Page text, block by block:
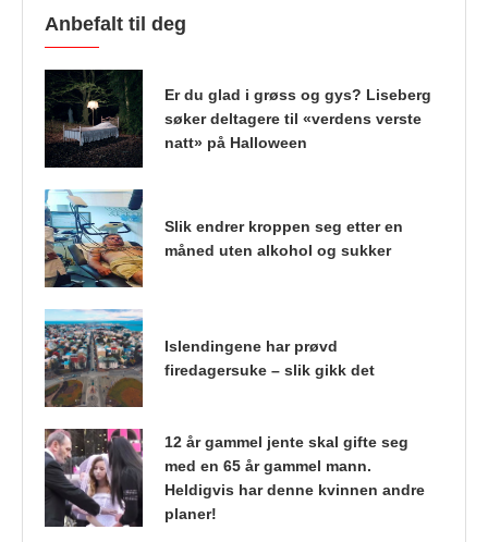
Anbefalt til deg
Er du glad i grøss og gys? Liseberg
søker deltagere til «verdens verste
natt» på Halloween
Slik endrer kroppen seg etter en
måned uten alkohol og sukker
Islendingene har prøvd
firedagersuke – slik gikk det
12 år gammel jente skal gifte seg
med en 65 år gammel mann.
Heldigvis har denne kvinnen andre
planer!